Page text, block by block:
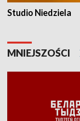
Studio Niedziela
MNIEJSZOŚCI